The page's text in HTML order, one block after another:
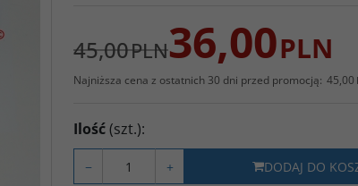
45,00PLN36,00PLN
Najniższa cena z ostatnich 30 dni przed promocją: 45,00
Ilość(szt.):
− + DODAJ DO